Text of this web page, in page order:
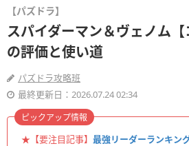
【パズドラ】
スパイダーマン＆ヴェノム【
の評価と使い道
パズドラ攻略班
最終更新日：2026.07.24 02:34
★【要注目記事】 最強リーダーランキン
ピックアップ情報